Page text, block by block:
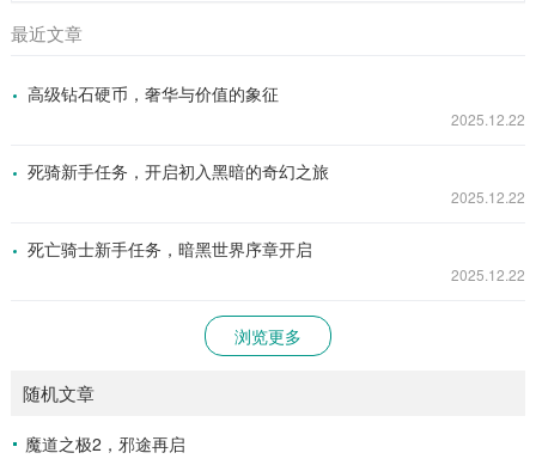
最近文章
高级钻石硬币，奢华与价值的象征
2025.12.22
死骑新手任务，开启初入黑暗的奇幻之旅
2025.12.22
死亡骑士新手任务，暗黑世界序章开启
2025.12.22
浏览更多
随机文章
魔道之极2，邪途再启